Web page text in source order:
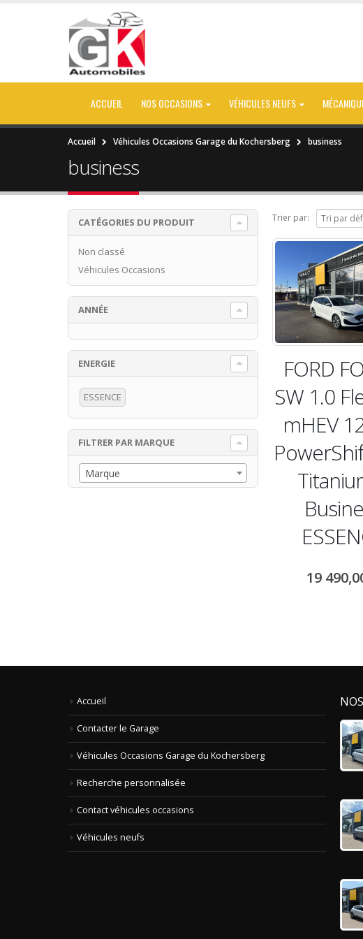
ACCUEIL NOS OCCASIONS VÉHICULES NEUFS
Accueil Véhicules Occasions Garage du Kochersberg business
business
Trier par:
FORD
SW 1.0
mHEV
19
CATÉGORIES DU PRODUIT
Non classé
Véhicules Occasions
ANNÉE
ENERGIE
ESSENCE
FILTRER PAR MARQUE
Marque
Accueil
Contacter le Garage
Véhicules Occasions Garage du Kochersberg
Recherche personnalisée
Contact véhicules occasions
Véhicules neufs